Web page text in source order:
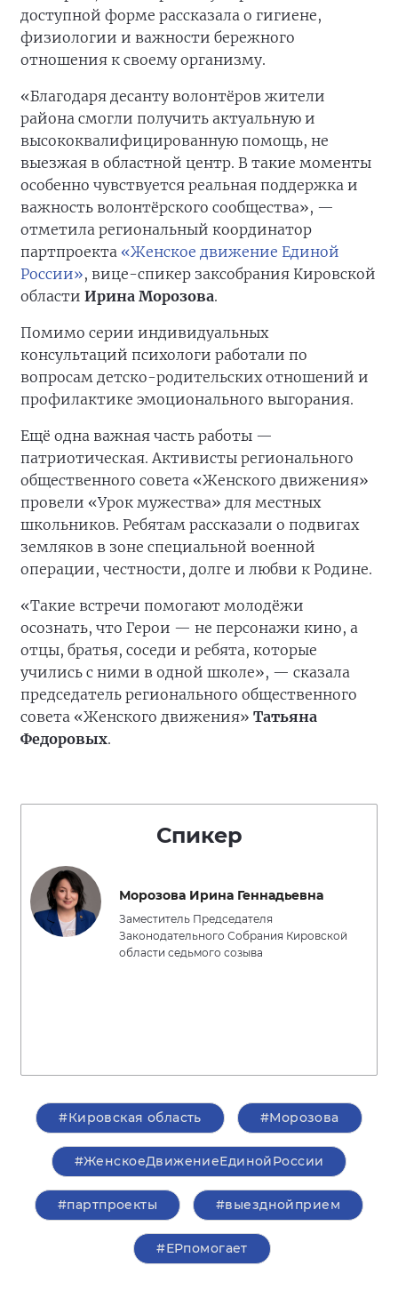
доступной форме рассказала о гигиене,
физиологии и важности бережного
отношения к своему организму.
«Благодаря десанту волонтёров жители
района смогли получить актуальную и
высококвалифицированную помощь, не
выезжая в областной центр. В такие моменты
особенно чувствуется реальная поддержка и
важность волонтёрского сообщества», —
отметила региональный координатор
партпроекта «Женское движение Единой
России», вице-спикер заксобрания Кировской
области Ирина Морозова.
Помимо серии индивидуальных
консультаций психологи работали по
вопросам детско-родительских отношений и
профилактике эмоционального выгорания.
Ещё одна важная часть работы —
патриотическая. Активисты регионального
общественного совета «Женского движения»
провели «Урок мужества» для местных
школьников. Ребятам рассказали о подвигах
земляков в зоне специальной военной
операции, честности, долге и любви к Родине.
«Такие встречи помогают молодёжи
осознать, что Герои — не персонажи кино, а
отцы, братья, соседи и ребята, которые
учились с ними в одной школе», — сказала
председатель регионального общественного
совета «Женского движения» Татьяна
Федоровых.
Спикер
Морозова Ирина Геннадьевна
Заместитель Председателя
Законодательного Собрания Кировской
области седьмого созыва
#Кировская область #Морозова
#ЖенскоеДвижениеЕдинойРоссии
#партпроекты #выезднойприем
#ЕРпомогает